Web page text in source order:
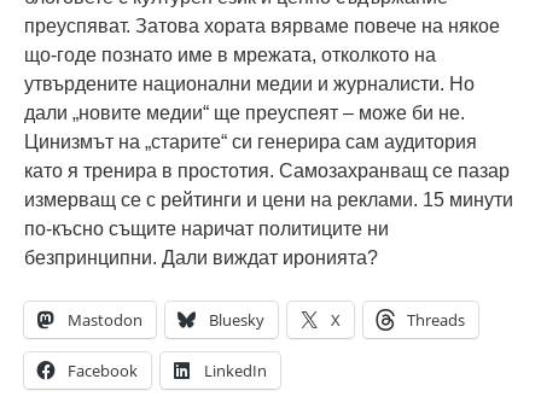
преуспяват. Затова хората вярваме повече на някое
що-годе познато име в мрежата, отколкото на
утвърдените национални медии и журналисти. Но
дали „новите медии“ ще преуспеят – може би не.
Цинизмът на „старите“ си генерира сам аудитория
като я тренира в простотия. Самозахранващ се пазар
измерващ се с рейтинги и цени на реклами. 15 минути
по-късно същите наричат политиците ни
безпринципни. Дали виждат иронията?
Mastodon Bluesky X Threads
Facebook LinkedIn